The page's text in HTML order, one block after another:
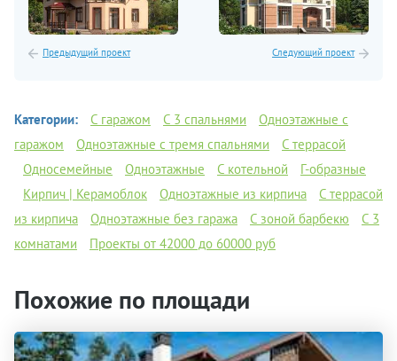
Предыдущий проект Следующий проект
Категории: С гаражом C 3 спальнями
Одноэтажные с
гаражом
Одноэтажные с тремя спальнями
С террасой
Односемейные
Одноэтажные С котельной
Г-образные
Кирпич | Керамоблок
Одноэтажные из кирпича
С террасой
из кирпича
Одноэтажные без гаража С зоной барбекю
С 3
комнатами
Проекты от 42000 до 60000 руб
Похожие по площади